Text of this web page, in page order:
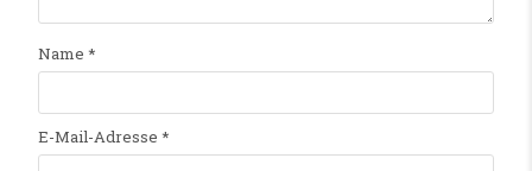
Name *
E-Mail-Adresse *